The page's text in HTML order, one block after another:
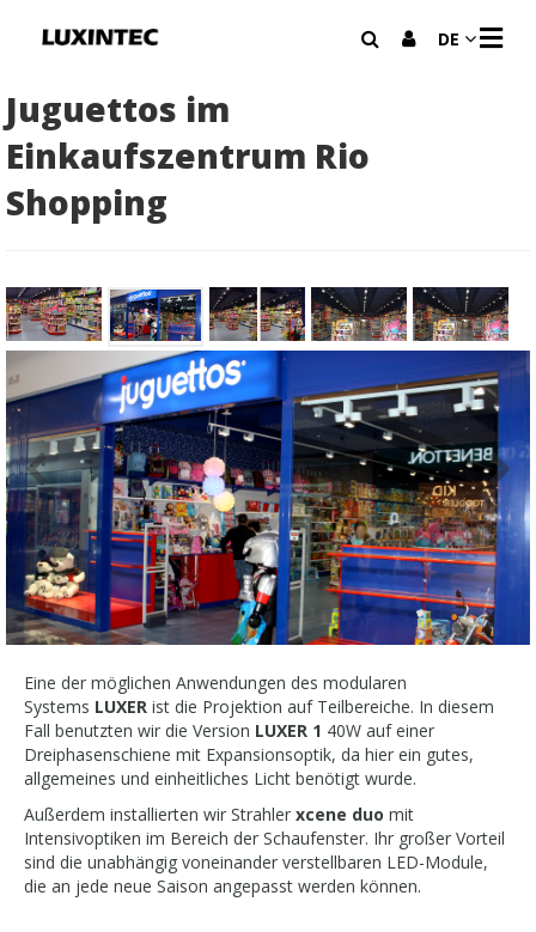
DE N
A
Juguettos im
Einkaufszentrum Rio
Shopping
Eine der möglichen Anwendungen des modularen
Systems LUXER ist die Projektion auf Teilbereiche. In diesem
Fall benutzten wir die Version LUXER 1 40W auf einer
Dreiphasenschiene mit Expansionsoptik, da hier ein gutes,
allgemeines und einheitliches Licht benötigt wurde.
Außerdem installierten wir Strahler xcene duo mit
Intensivoptiken im Bereich der Schaufenster. Ihr großer Vorteil
sind die unabhängig voneinander verstellbaren LED-Module,
die an jede neue Saison angepasst werden können.